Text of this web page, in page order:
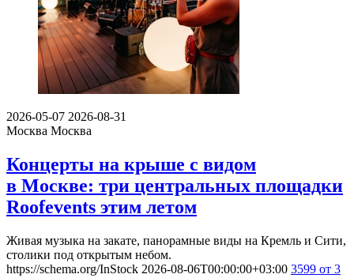
2026-05-07 2026-08-31
Москва Москва
Концерты на крыше с видом
в Москве: три центральных площадки
Roofevents этим летом
Живая музыка на закате, панорамные виды на Кремль и Сити,
столики под открытым небом.
https://schema.org/InStock 2026-08-06T00:00:00+03:00 3599 от 3